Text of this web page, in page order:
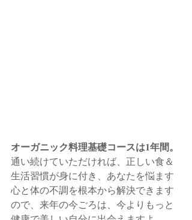
オーガニック料理基礎コースは1年間。
通い続けていただければ、正しい食＆
生活習慣が身に付き、あなたを悩ます
心と体の不調を根本から解決できます
ので、来年の今ごろは、今よりもっと